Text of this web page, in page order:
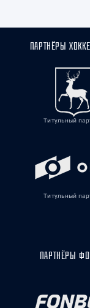
ПАРТНЁРЫ
Титульный
Титульный
ПАРТНЁРЫ